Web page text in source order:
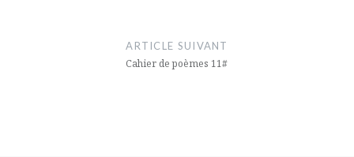
ARTICLE SUIVANT
Cahier de poèmes 11#